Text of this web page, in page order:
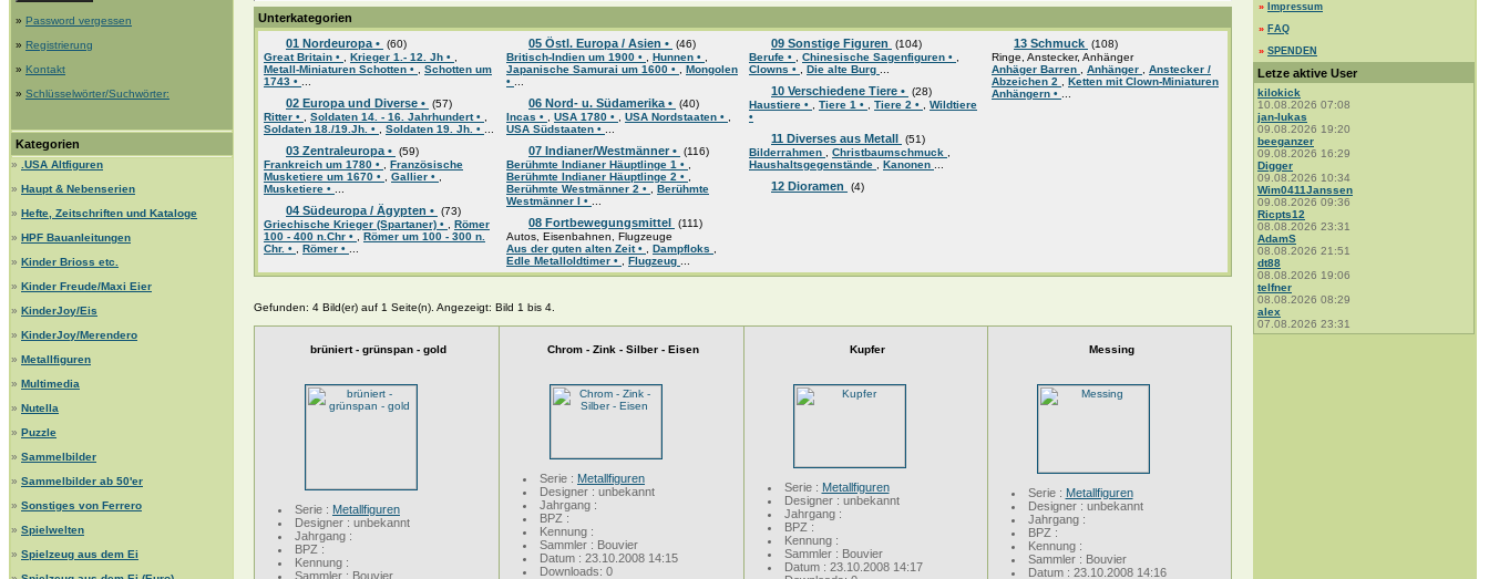
» Password vergessen
» Registrierung
» Kontakt
» Schlüsselwörter/Suchwörter:
Kategorien
»
.USA Altfiguren
» Haupt & Nebenserien
» Hefte, Zeitschriften und Kataloge
» HPF Bauanleitungen
» Kinder Brioss etc.
» Kinder Freude/Maxi Eier
» KinderJoy/Eis
» KinderJoy/Merendero
» Metallfiguren
» Multimedia
» Nutella
» Puzzle
» Sammelbilder
» Sammelbilder ab 50'er
» Sonstiges von Ferrero
» Spielwelten
» Spielzeug aus dem Ei
Unterkategorien
01 Nordeuropa • (60)
Great Britain •
Krieger 1.- 12. Jh •
Metall-Miniaturen Schotten •
Schotten um
1743 •
02 Europa und Diverse • (57)
Ritter •
Soldaten 14. - 16. Jahrhundert •
Soldaten 18./19.Jh. •
Soldaten 19. Jh. •
03 Zentraleuropa • (59)
Frankreich um 1780 •
Französische
Musketiere um 1670 •
Gallier •
Musketiere •
04 Südeuropa / Ägypten • (73)
Griechische Krieger (Spartaner) •
Römer
100 - 400 n.Chr •
Römer um 100 - 300 n.
Chr. •
Römer •
05 Östl. Europa / Asien • (46)
Britisch-Indien um 1900 •
Hunnen •
Japanische Samurai um 1600 •
Mongolen
•
06 Nord- u. Südamerika • (40)
Incas •
USA 1780 • USA Nordstaaten •
USA Südstaaten •
07 Indianer/Westmänner • (116)
Berühmte Indianer Häuptlinge 1 •
Berühmte Indianer Häuptlinge 2 •
Berühmte Westmänner 2 •
Berühmte
Westmänner I •
08 Fortbewegungsmittel (111)
Autos, Eisenbahnen, Flugzeuge
Aus der guten alten Zeit •
Dampfloks
Edle Metalloldtimer •
Flugzeug
09 Sonstige Figuren
(104)
Berufe •
Chinesische Sagenfiguren •
Clowns •
Die alte Burg
10 Verschiedene Tiere • (28)
Haustiere •
Tiere 1 • Tiere 2 •
Wildtiere
•
11 Diverses aus Metall (51)
Bilderrahmen
Christbaumschmuck
Haushaltsgegenstände
Kanonen
12 Dioramen (4)
13 Schmuck (108)
Ringe, Anstecker, Anhänger
Anhäger Barren
Anhänger
Anstecker /
Abzeichen 2
Ketten mit Clown-Miniaturen
Anhängern •
Gefunden: 4 Bild(er) auf 1 Seite(n). Angezeigt: Bild 1 bis 4.
brüniert - grünspan - gold
Serie : Metallfiguren
Designer : unbekannt
Jahrgang :
BPZ :
Kennung :
Sammler : Bouvier
Chrom - Zink - Silber - Eisen
Serie : Metallfiguren
Designer : unbekannt
Jahrgang :
BPZ :
Kennung :
Sammler : Bouvier
Datum : 23.10.2008 14:15
Downloads: 0
Kupfer
Serie : Metallfiguren
Designer : unbekannt
Jahrgang :
BPZ :
Kennung :
Sammler : Bouvier
Datum : 23.10.2008 14:17
Messing
Serie : Metallfiguren
Designer : unbekannt
Jahrgang :
BPZ :
Kennung :
Sammler : Bouvier
Datum : 23.10.2008 14:16
» Impressum
» FAQ
» SPENDEN
Letze aktive User
kilokick
10.08.2026 07:08
jan-lukas
09.08.2026 19:20
beeganzer
09.08.2026 16:29
Digger
09.08.2026 10:34
Wim0411Janssen
09.08.2026 09:36
Ricpts12
08.08.2026 23:31
AdamS
08.08.2026 21:51
dt88
08.08.2026 19:06
telfner
08.08.2026 08:29
alex
07.08.2026 23:31